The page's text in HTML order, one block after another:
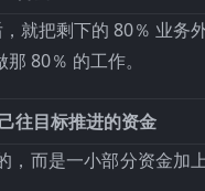
就把剩下的 80％ 业
80％ 的工作。
往目标推进的资金
，而是一小部分资金